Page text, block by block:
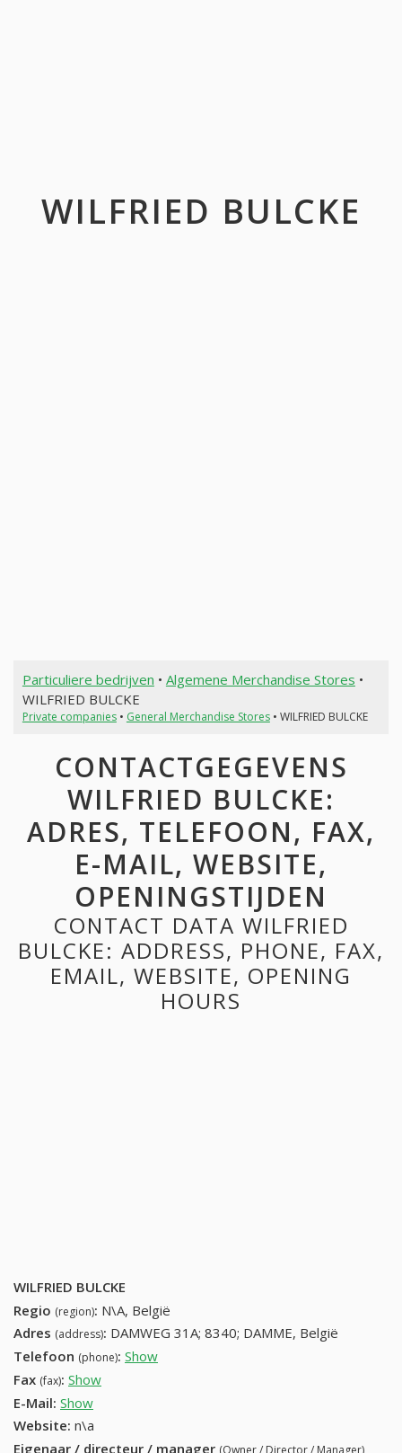
WILFRIED BULCKE
Particuliere bedrijven • Algemene Merchandise Stores •
WILFRIED BULCKE
Private companies• General Merchandise Stores• WILFRIED BULCKE
CONTACTGEGEVENS
WILFRIED BULCKE:
ADRES, TELEFOON, FAX,
E-MAIL, WEBSITE,
OPENINGSTIJDEN
CONTACT DATA WILFRIED
BULCKE: ADDRESS, PHONE, FAX,
EMAIL, WEBSITE, OPENING
HOURS
WILFRIED BULCKE
Regio (region): N\A, België
Adres (address): DAMWEG 31A; 8340; DAMME, België
Telefoon (phone): Show
Fax (fax): Show
E-Mail: Show
Website: n\a
Eigenaar / directeur / manager